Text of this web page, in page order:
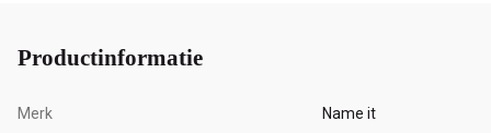
Productinformatie
Merk Name it